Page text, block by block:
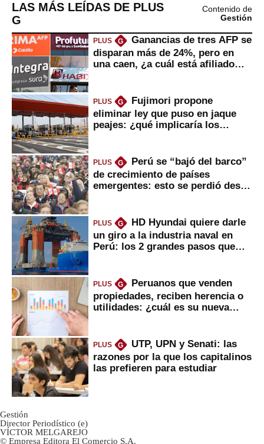
LAS MÁS LEÍDAS DE PLUS
G
Contenido de
Gestión
PLUS G
Ganancias de tres AFP se
disparan más de 24%, pero en
una caen, ¿a cuál está afiliado
PLUS G
Fujimori propone
eliminar ley que puso en jaque
peajes: ¿qué implicaría los
PLUS G
Perú se “bajó del barco”
de crecimiento de países
emergentes: esto se perdió desde
PLUS G
HD Hyundai quiere darle
un giro a la industria naval en
Perú: los 2 grandes pasos que
PLUS G
Peruanos que venden
propiedades, reciben herencia o
utilidades: ¿cuál es su nueva
PLUS G
UTP, UPN y Senati: las
razones por la que los capitalinos
las prefieren para estudiar
Gestión
Director Periodístico (e)
VÍCTOR MELGAREJO
© Empresa Editora El Comercio S.A.